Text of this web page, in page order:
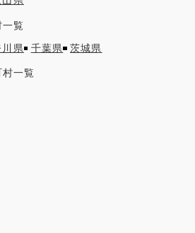
一覧
県 千葉県 茨城県
一覧